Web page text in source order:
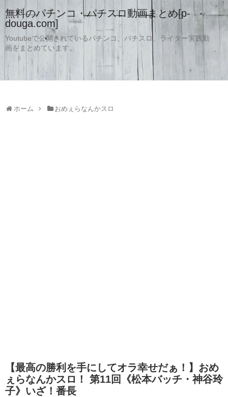
無料のパチンコ・パチスロ動画まとめ[p-
douga.com]
Youtubeで公開されているパチンコ、パチスロ、ライター実践動
画をまとめています。
ホーム おめぇらなんかスロ
【最高の勝利を手にしてオラ幸せだぁ！】おめ
ぇらなんかスロ！ 第11回《松本バッチ・神谷玲
子》いざ！番長